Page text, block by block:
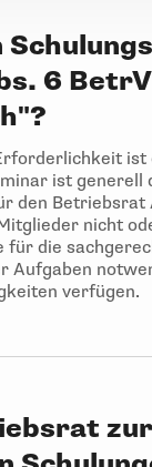
6
ist
ist generell
den Betriebsrat
nicht
für die
Aufgaben
verfügen.
zur